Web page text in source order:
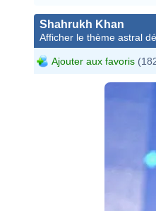
Shahrukh Khan
Afficher le thème astral
Ajouter aux favoris